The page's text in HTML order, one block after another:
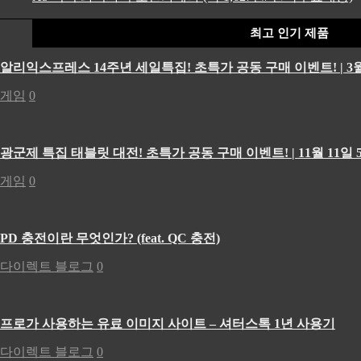
최고 인기 제품
알리익스프레스 14주년 세일특집! 초특가 공동 구매 이벤트! | 3
게임 0
광군제 특집 태블릿 대전! 초특가 공동 구매 이벤트! | 11월 11일
게임 0
PD 충전이란 무엇인가? (feat. QC 충전)
다이렉트 블로그 0
프로가 사용하는 유료 이미지 사이트 – 셔터스톡 1년 사용기
다이렉트 블로그 0